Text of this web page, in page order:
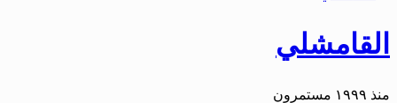
القامشلي
منذ ١٩٩٩ مستمرون